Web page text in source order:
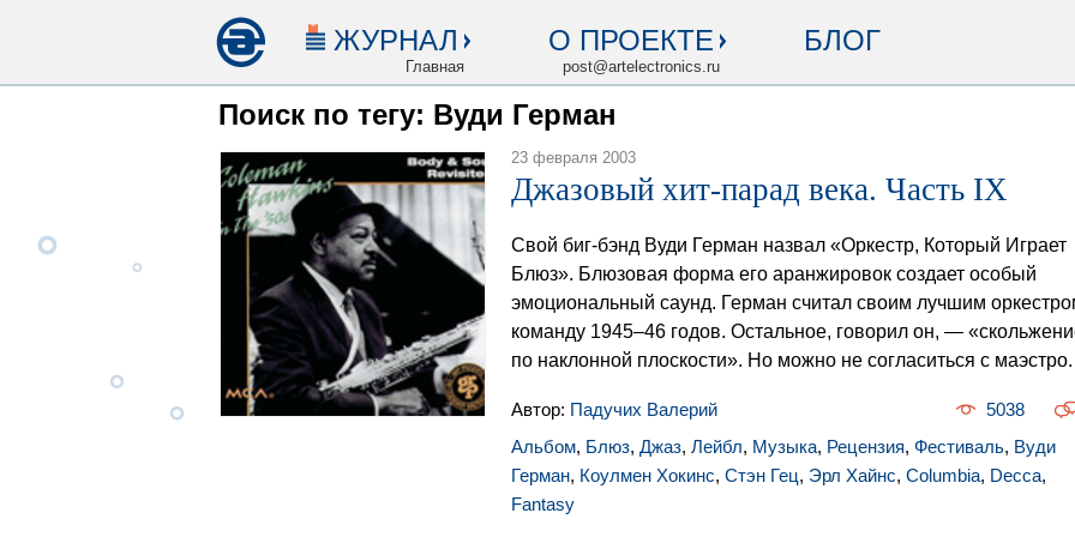
ЖУРНАЛ
Главная
О ПРОЕКТЕ
post@artelectronics.ru
БЛОГ
Поиск по тегу: Вуди Герман
23 февраля 2003
Джазовый хит-парад века. Часть IX
Свой биг-бэнд Вуди Герман назвал «Оркестр, Который Играет
Блюз». Блюзовая форма его аранжировок создает особый
эмоциональный саунд. Герман считал своим лучшим
команду 1945–46 годов. Остальное, говорил он, —
по наклонной плоскости». Но можно не согласиться с маэстро.
Автор: Падучих Валерий
5038
Альбом, Блюз, Джаз, Лейбл, Музыка, Рецензия, Фестиваль, Вуди
Герман, Коулмен Хокинс, Стэн Гец, Эрл Хайнс, Columbia, Decca,
Fantasy